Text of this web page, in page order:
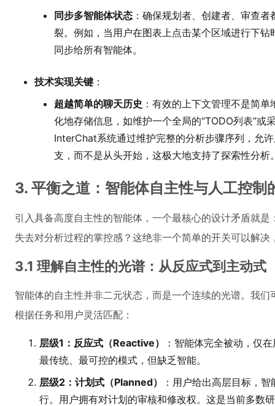
同步多智能体状态 ：确保规划者、创建者、审查
裂。例如，当用户在图表上点击某个区域进行下
同步给所有智能体。
技术实现关键 ：
超越简单的聊天历史 ：有效的上下文管理不是简
化地存储信息，如维护一个全局的“TODO列表”或
InterChat系统通过维护完整的分析步骤序列，允
支，而不是从头开始，这极大地支持了探索性分析
3. 平衡之道：智能体自主性与人工控制
引入具备高度自主性的智能体，一个最核心的设计矛盾就
失去对分析过程的掌控感？这绝非一个简单的开关可以解
3.1 理解自主性的光谱：从反应式到主动式
智能体的自主性并非二元状态，而是一个连续的光谱。我
根据任务和用户灵活匹配：
层级1：反应式（Reactive）
：智能体完全被动，仅
最传统、最可控的模式，但缺乏智能。
层级2：计划式（Planned）
：用户给出高层目标，
行。用户拥有对计划的审核和修改权。这是当前多数